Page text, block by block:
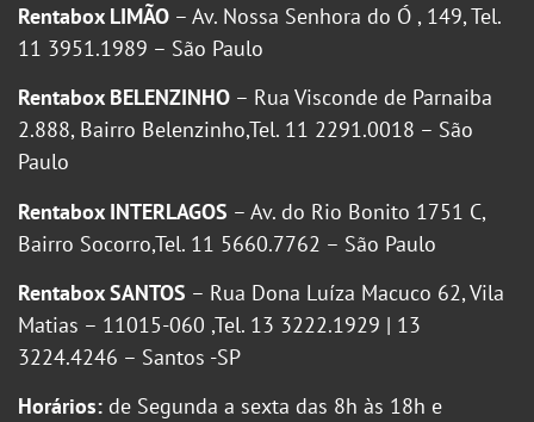
Rentabox LIMÃO – Av. Nossa Senhora do Ó , 149, Tel.
11 3951.1989 – São Paulo
Rentabox BELENZINHO – Rua Visconde de Parnaiba
2.888, Bairro Belenzinho,Tel. 11 2291.0018 – São
Paulo
Rentabox INTERLAGOS – Av. do Rio Bonito 1751 C,
Bairro Socorro,Tel. 11 5660.7762 – São Paulo
Rentabox SANTOS – Rua Dona Luíza Macuco 62, Vila
Matias – 11015-060 ,Tel. 13 3222.1929 | 13
3224.4246 – Santos -SP
Horários: de Segunda a sexta das 8h às 18h e